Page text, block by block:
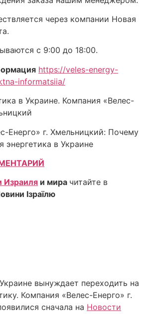
через компании Новая
с 9:00 до 18:00.
https://veles-energy-
informatsiia/
в Украине. Компания «Велес-
Енерго» г. Хмельницкий: Почему
энергетика в Украине
Израиля и мира читайте в
Ізраїлю
вынуждает переходить на
Компания «Велес-Енерго» г.
сначала на Новости